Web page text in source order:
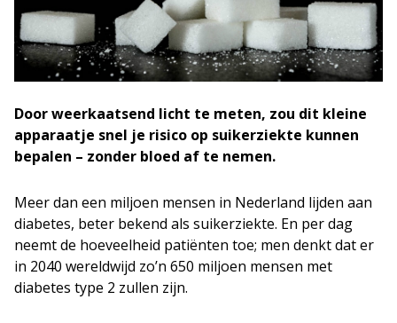
Door weerkaatsend licht te meten, zou dit kleine
apparaatje snel je risico op suikerziekte kunnen
bepalen – zonder bloed af te nemen.
Meer dan een miljoen mensen in Nederland lijden aan
diabetes, beter bekend als suikerziekte. En per dag
neemt de hoeveelheid patiënten toe; men denkt dat er
in 2040 wereldwijd zo’n 650 miljoen mensen met
diabetes type 2 zullen zijn.